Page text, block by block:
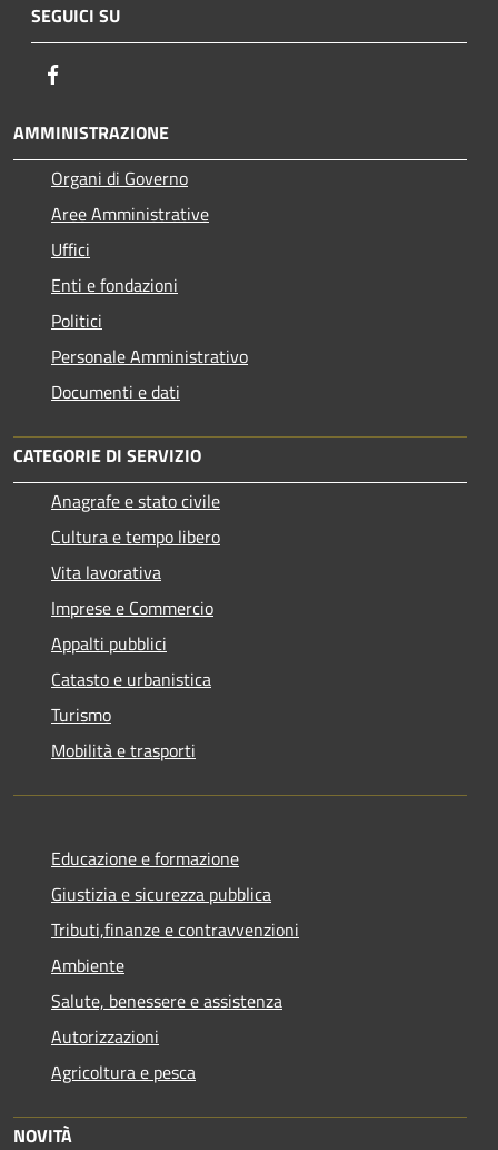
SEGUICI SU
AMMINISTRAZIONE
Organi di Governo
Aree Amministrative
Uffici
Enti e fondazioni
Politici
Personale Amministrativo
Documenti e dati
CATEGORIE DI SERVIZIO
Anagrafe e stato civile
Cultura e tempo libero
Vita lavorativa
Imprese e Commercio
Appalti pubblici
Catasto e urbanistica
Turismo
Mobilità e trasporti
Educazione e formazione
Giustizia e sicurezza pubblica
Tributi,finanze e contravvenzioni
Ambiente
Salute, benessere e assistenza
Autorizzazioni
Agricoltura e pesca
NOVITÀ